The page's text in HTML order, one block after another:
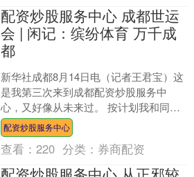
配资炒股服务中心 成都世运
会 | 闲记：缤纷体育 万千成
都
新华社成都8月14日电（记者王君宝）这
是我第三次来到成都配资炒股服务中
心，又好像从未来过。 按计划我和同事
抵达后立刻针对成都世运会开幕式进行
前采。当我来到天府国....
配资炒股服务中心
查看：220 分类： 券商配资